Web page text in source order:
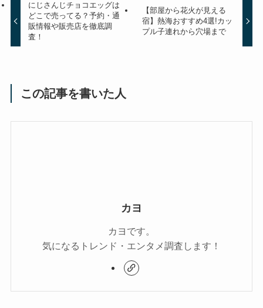
にじさんじチョコエッグは
どこで売ってる？予約・通
販情報や販売店を徹底調
査！
【部屋から花火が見える
宿】熱海おすすめ4選!カッ
プル子連れから穴場まで
この記事を書いた人
カヨ
カヨです。
気になるトレンド・エンタメ調査します！